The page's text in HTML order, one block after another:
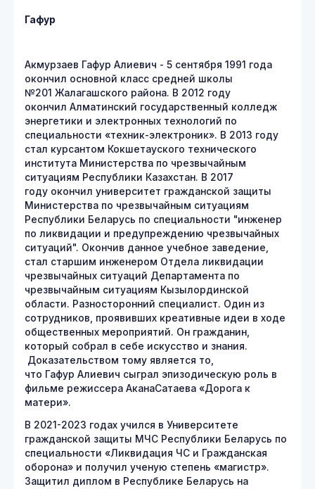
Гафур
Акмурзаев Гафур Алиевич - 5 сентября 1991 года
окончил основной класс средней школы
№201 Жалагашского района. В 2012 году
окончил Алматинский государственный колледж
энергетики и электронных технологий по
специальности «техник-электроник». В 2013 году
стал курсантом Кокшетауского технического
института Министерства по чрезвычайным
ситуациям Республики Казахстан. В 2017
году окончил университет гражданской защиты
Министерства по чрезвычайным ситуациям
Республики Беларусь по специальности "инженер
по ликвидации и предупреждению чрезвычайных
ситуаций". Окончив данное учебное заведение,
стал старшим инженером Отдела ликвидации
чрезвычайных ситуаций Департамента по
чрезвычайным ситуациям Кызылординской
области. Разносторонний специалист. Один из
сотрудников, проявивших креативные идеи в ходе
общественных мероприятий. Он гражданин,
который собрал в себе искусство и знания.
Доказательством тому является то,
что Гафур Алиевич сыграл эпизодическую роль в
фильме режиссера АканаСатаева «Дорога к
матери».
В 2021-2023 годах учился в Университете
гражданской защиты МЧС Республики Беларусь по
специальности ​«Ликвидация ЧС и Гражданская
оборона» и получил ученую степень «магистр».
Защитил диплом в Республике Беларусь на